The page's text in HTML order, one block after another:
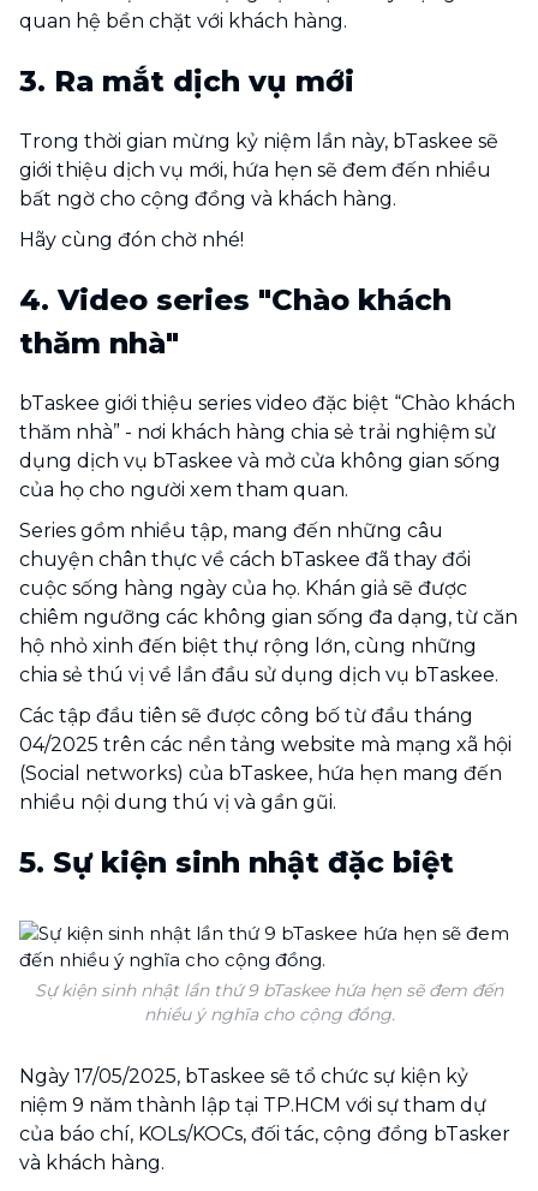
quan hệ bền chặt với khách hàng.
3. Ra mắt dịch vụ mới
Trong thời gian mừng kỷ niệm lần này, bTaskee sẽ
giới thiệu dịch vụ mới, hứa hẹn sẽ đem đến nhiều
bất ngờ cho cộng đồng và khách hàng.
Hãy cùng đón chờ nhé!
4. Video series "Chào khách
thăm nhà"
bTaskee giới thiệu series video đặc biệt “Chào khách
thăm nhà” - nơi khách hàng chia sẻ trải nghiệm sử
dụng dịch vụ bTaskee và mở cửa không gian sống
của họ cho người xem tham quan.
Series gồm nhiều tập, mang đến những câu
chuyện chân thực về cách bTaskee đã thay đổi
cuộc sống hàng ngày của họ. Khán giả sẽ được
chiêm ngưỡng các không gian sống đa dạng, từ căn
hộ nhỏ xinh đến biệt thự rộng lớn, cùng những
chia sẻ thú vị về lần đầu sử dụng dịch vụ bTaskee.
Các tập đầu tiên sẽ được công bố từ đầu tháng
04/2025 trên các nền tảng website mà mạng xã hội
(Social networks) của bTaskee, hứa hẹn mang đến
nhiều nội dung thú vị và gần gũi.
5. Sự kiện sinh nhật đặc biệt
Sự kiện sinh nhật lần thứ 9 bTaskee hứa hẹn sẽ đem đến
nhiều ý nghĩa cho cộng đồng.
Ngày 17/05/2025, bTaskee sẽ tổ chức sự kiện kỷ
niệm 9 năm thành lập tại TP.HCM với sự tham dự
của báo chí, KOLs/KOCs, đối tác, cộng đồng bTasker
và khách hàng.